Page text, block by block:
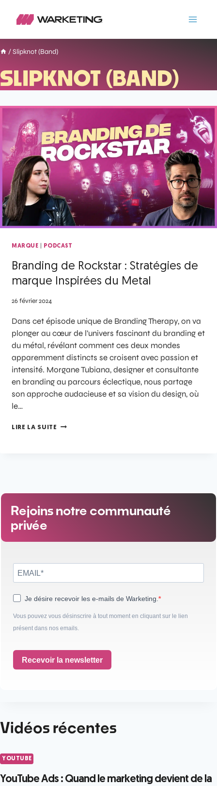
/ Slipknot (Band)
SLIPKNOT (BAND)
MARQUE | PODCAST
Branding de Rockstar : Stratégies de
marque Inspirées du Metal
26 février 2024
Dans cet épisode unique de Branding Therapy, on va
plonger au cœur de l’univers fascinant du branding et
du métal, révélant comment ces deux mondes
apparemment distincts se croisent avec passion et
intensité. Morgane Tubiana, designer et consultante
en branding au parcours éclectique, nous partage
son approche audacieuse et sa vision du design, où
le…
LIRE LA SUITE
Rejoins notre communauté
privée
Je désire recevoir les e-mails de Warketing.
Vous pouvez vous désinscrire à tout moment en cliquant sur le lien
présent dans nos emails.
Recevoir la newsletter
Vidéos récentes
YOUTUBE
YouTube Ads : Quand le marketing devient de la